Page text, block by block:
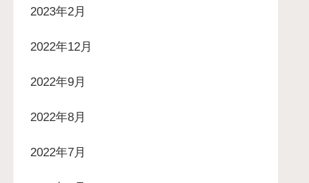
2023年2月
2022年12月
2022年9月
2022年8月
2022年7月